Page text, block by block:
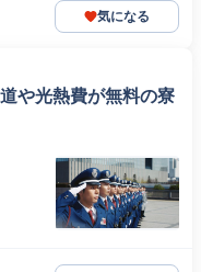
気になる
や光熱費が無料の寮